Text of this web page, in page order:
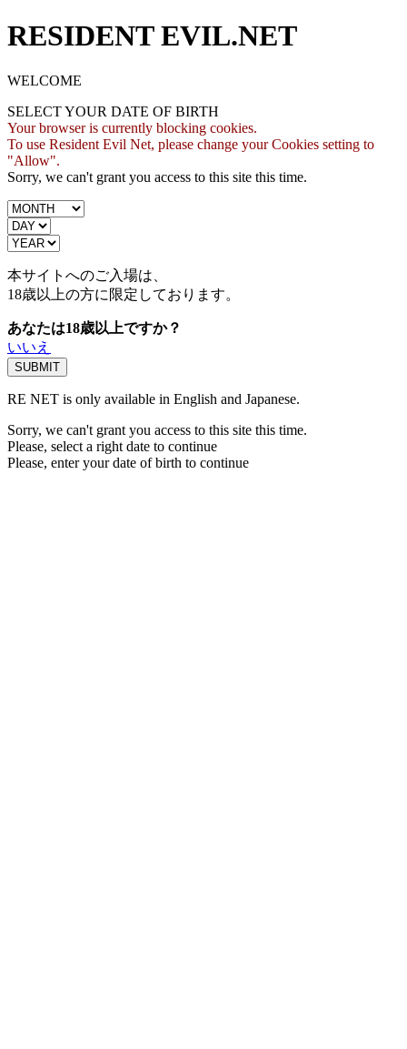
RESIDENT EVIL.NET
WELCOME
SELECT YOUR DATE OF BIRTH
Your browser is currently blocking cookies.
To use Resident Evil Net, please change your Cookies setting to
"Allow".
Sorry, we can't grant you access to this site this time.
本サイトへのご入場は、
18歳以上の方に限定しております。
あなたは18歳以上ですか？
いいえ
RE NET is only available in English and Japanese.
Sorry, we can't grant you access to this site this time.
Please, select a right date to continue
Please, enter your date of birth to continue